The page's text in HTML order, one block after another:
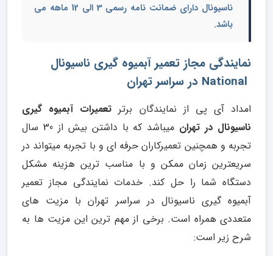
ناسیونال
دارای ضمانت نامه رسمی 3 الی 12 ماهه می
باشد.
نمایندگی مجاز تعمیر آبمیوه گیری ناسیونال
امداد آی پی از نمایندگان برتر تعمیرات آبمیوه گیری
ناسیونال در تهران
میباشد که با داشتن بیش از 30 سال
تجربه و همچنین تعمیرکاران حرفه ای و با تجربه میتواند در
سریعترین زمان ممکن و با مناسب ترین هزینه مشکل
دستگاه شما را حل کند. خدمات نمایندگی مجاز تعمیر
آبمیوه گیری ناسیونال در سراسر تهران با مزیت های
متعددی همراه است. برخی از مهم ترین این مزیت ها به
شرح زیر است: